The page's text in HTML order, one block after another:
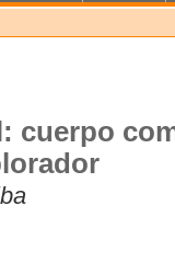
cuerpo